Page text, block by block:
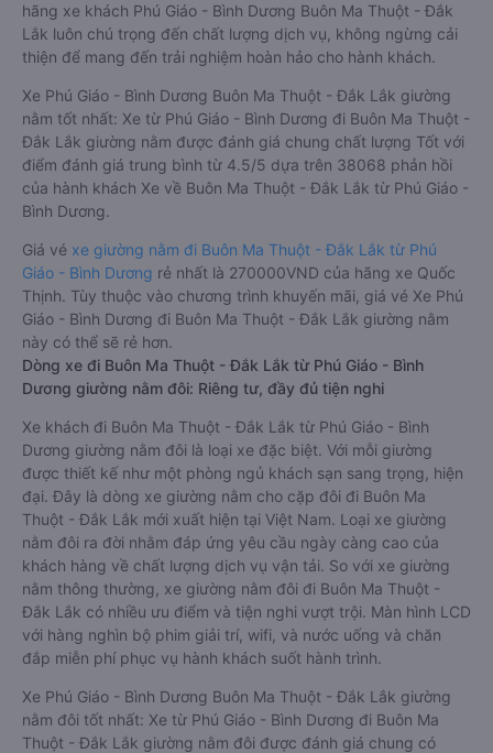
hãng xe khách Phú Giáo - Bình Dương Buôn Ma Thuột - Đắk
Lắk luôn chú trọng đến chất lượng dịch vụ, không ngừng cải
thiện để mang đến trải nghiệm hoàn hảo cho hành khách.
Xe Phú Giáo - Bình Dương Buôn Ma Thuột - Đắk Lắk giường
nằm tốt nhất: Xe từ Phú Giáo - Bình Dương đi Buôn Ma Thuột -
Đắk Lắk giường nằm được đánh giá chung chất lượng Tốt với
điểm đánh giá trung bình từ 4.5/5 dựa trên 38068 phản hồi
của hành khách Xe về Buôn Ma Thuột - Đắk Lắk từ Phú Giáo -
Bình Dương.
Giá vé xe giường nằm đi Buôn Ma Thuột - Đắk Lắk từ Phú
Giáo - Bình Dương rẻ nhất là 270000VND của hãng xe Quốc
Thịnh. Tùy thuộc vào chương trình khuyến mãi, giá vé Xe Phú
Giáo - Bình Dương đi Buôn Ma Thuột - Đắk Lắk giường nằm
này có thể sẽ rẻ hơn.
Dòng xe đi Buôn Ma Thuột - Đắk Lắk từ Phú Giáo - Bình
Dương giường nằm đôi: Riêng tư, đầy đủ tiện nghi
Xe khách đi Buôn Ma Thuột - Đắk Lắk từ Phú Giáo - Bình
Dương giường nằm đôi là loại xe đặc biệt. Với mỗi giường
được thiết kế như một phòng ngủ khách sạn sang trọng, hiện
đại. Đây là dòng xe giường nằm cho cặp đôi đi Buôn Ma
Thuột - Đắk Lắk mới xuất hiện tại Việt Nam. Loại xe giường
nằm đôi ra đời nhằm đáp ứng yêu cầu ngày càng cao của
khách hàng về chất lượng dịch vụ vận tải. So với xe giường
nằm thông thường, xe giường nằm đôi đi Buôn Ma Thuột -
Đắk Lắk có nhiều ưu điểm và tiện nghi vượt trội. Màn hình LCD
với hàng nghìn bộ phim giải trí, wifi, và nước uống và chăn
đắp miễn phí phục vụ hành khách suốt hành trình.
Xe Phú Giáo - Bình Dương Buôn Ma Thuột - Đắk Lắk giường
nằm đôi tốt nhất: Xe từ Phú Giáo - Bình Dương đi Buôn Ma
Thuột - Đắk Lắk giường nằm đôi được đánh giá chung có